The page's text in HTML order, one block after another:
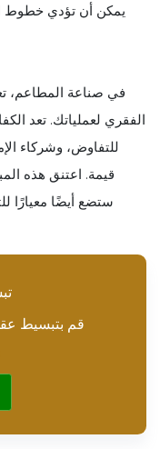
يمكن أن تؤدي خطوط
في صناعة المطاعم،
الفقري لعملياتك. تعد
للتفاوض، وشركاء
قيمة. اعتنق هذه
ستضع أيضًا معيارًا
قم بتبسيط